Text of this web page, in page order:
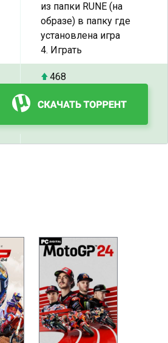
из папки RUNE (на
образе) в папку где
установлена игра
4. Играть
468
9
23.2 GB